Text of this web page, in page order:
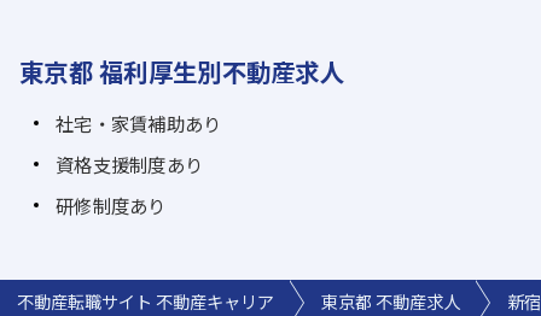
東京都 福利厚生別不動産求人
社宅・家賃補助あり
資格支援制度あり
研修制度あり
不動産転職サイト 不動産キャリア 東京都 不動産求人 新